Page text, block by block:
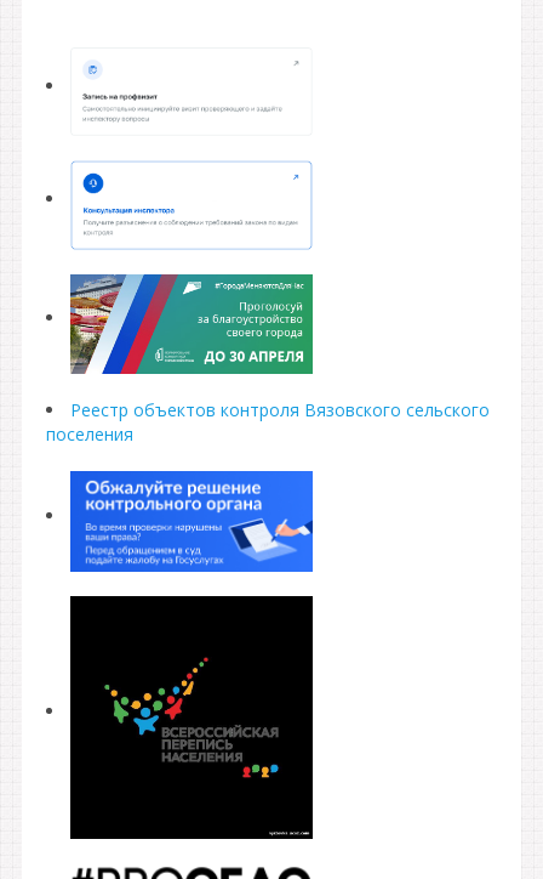
Реестр объектов контроля Вязовского сельского
поселения